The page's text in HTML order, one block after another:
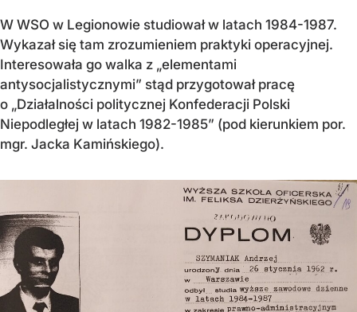
W WSO w Legionowie studiował w latach 1984-1987.
Wykazał się tam zrozumieniem praktyki operacyjnej.
Interesowała go walka z „elementami
antysocjalistycznymi” stąd przygotował pracę
o „Działalności politycznej Konfederacji Polski
Niepodległej w latach 1982-1985” (pod kierunkiem por.
mgr. Jacka Kamińskiego).